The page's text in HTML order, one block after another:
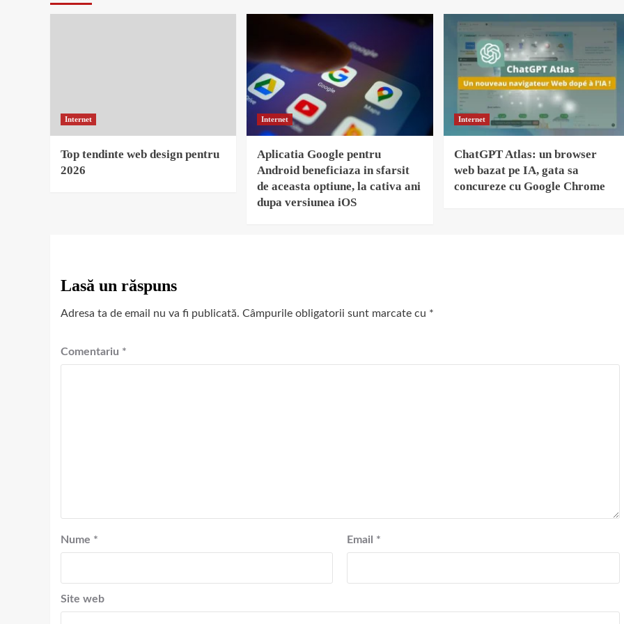
Internet
Top tendinte web design pentru
2026
Internet
Aplicatia Google pentru
Android beneficiaza in sfarsit
de aceasta optiune, la cativa ani
dupa versiunea iOS
Internet
ChatGPT Atlas: un browser
web bazat pe IA, gata sa
concureze cu Google Chrome
Lasă un răspuns
Adresa ta de email nu va fi publicată. Câmpurile obligatorii sunt marcate cu *
Comentariu *
Nume * Email *
Site web